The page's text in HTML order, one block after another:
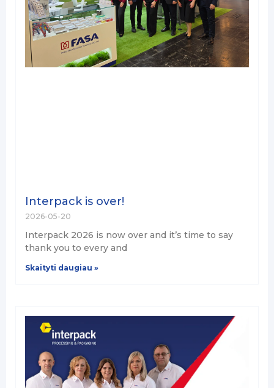
Interpack is over!
2026-05-20
Interpack 2026 is now over and it’s time to say
thank you to every and
Skaityti daugiau »